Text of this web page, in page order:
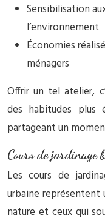
Sensibilisation
l’environnement
Économies
ménagers
Offrir un tel atelier,
des habitudes plus
partageant un
Cours de jardinage
Les cours de
urbaine représentent
nature et ceux qui